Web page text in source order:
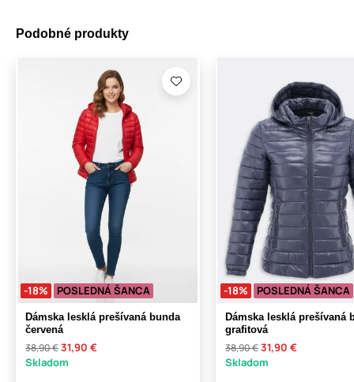
Podobné produkty
-18% POSLEDNÁ ŠANCA
Dámska lesklá prešívaná bunda
červená
38,90 €31,90 €
Skladom
-18% POSLEDNÁ ŠANCA
Dámska lesklá prešívaná
grafitová
38,90 €31,90 €
Skladom